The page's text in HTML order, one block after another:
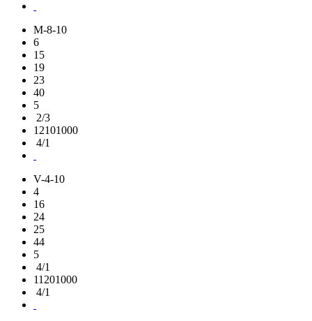
M-8-10
6
15
19
23
40
5
2/3
12101000
4/1
V-4-10
4
16
24
25
44
5
4/1
11201000
4/1